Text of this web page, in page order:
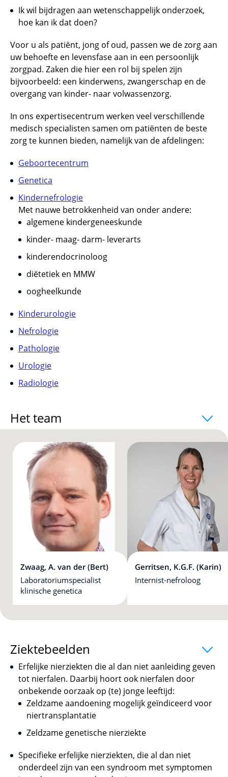
Ik wil bijdragen aan wetenschappelijk onderzoek,
hoe kan ik dat doen?
Voor u als patiënt, jong of oud, passen we de zorg aan
uw behoefte en levensfase aan in een persoonlijk
zorgpad. Zaken die hier een rol bij spelen zijn
bijvoorbeeld: een kinderwens, zwangerschap en de
overgang van kinder- naar volwassenzorg.
In ons expertisecentrum werken veel verschillende
medisch specialisten samen om patiënten de beste
zorg te kunnen bieden, namelijk van de afdelingen:
Geboortecentrum
Genetica
Kindernefrologie
Met nauwe betrokkenheid van onder andere:
algemene kindergeneeskunde
kinder- maag- darm- leverarts
kinderendocrinoloog
diëtetiek en MMW
oogheelkunde
Kinderurologie
Nefrologie
Pathologie
Urologie
Radiologie
Het team uitklapper, klik om te openen
Zwaag, A. van der (Bert)
Laboratoriumspecialist
klinische genetica
Gerritsen, K.G.F. (Karin)
Internist-nefroloog
Ziektebeelden uitklapper, klik om te
Erfelijke nierziekten die al dan niet aanleiding geven
tot nierfalen. Daarbij hoort ook nierfalen door
onbekende oorzaak op (te) jonge leeftijd:
Zeldzame aandoening mogelijk geïndiceerd voor
niertransplantatie
Zeldzame genetische nierziekte
Specifieke erfelijke nierziekten, die al dan niet
onderdeel zijn van een syndroom met symptomen